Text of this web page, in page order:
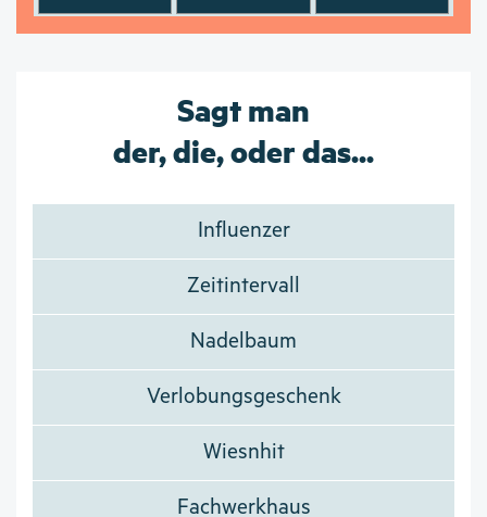
Sagt man
der, die, oder das...
Influenzer
Zeitintervall
Nadelbaum
Verlobungsgeschenk
Wiesnhit
Fachwerkhaus